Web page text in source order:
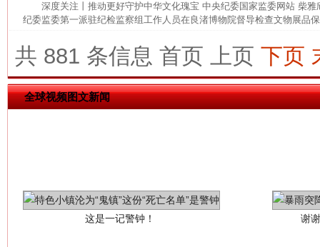
深度关注丨推动更好守护中华文化瑰宝 中央纪委国家监委网站 柴
纪委监委第一派驻纪检监察组工作人员在良渚博物院督导检查文物展品
共 881 条信息 首页 上页 下页
全球视频图文新闻